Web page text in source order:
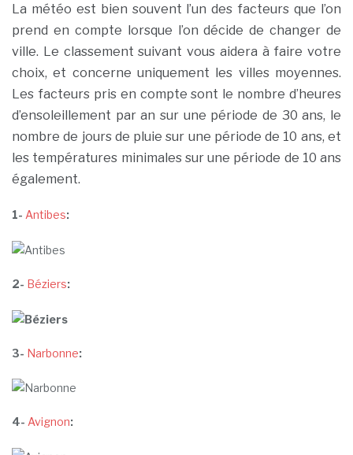
La météo est bien souvent l’un des facteurs que l’on
prend en compte lorsque l’on décide de changer de
ville. Le classement suivant vous aidera à faire votre
choix, et concerne uniquement les villes moyennes.
Les facteurs pris en compte sont le nombre d’heures
d’ensoleillement par an sur une période de 30 ans, le
nombre de jours de pluie sur une période de 10 ans, et
les températures minimales sur une période de 10 ans
également.
1- Antibes:
2- Béziers:
3- Narbonne:
4- Avignon: